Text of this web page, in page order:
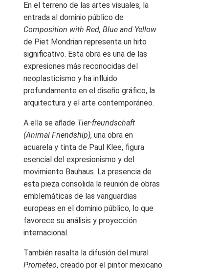
En el terreno de las artes visuales, la
entrada al dominio público de
Composition with Red, Blue and Yellow
de Piet Mondrian representa un hito
significativo. Esta obra es una de las
expresiones más reconocidas del
neoplasticismo y ha influido
profundamente en el diseño gráfico, la
arquitectura y el arte contemporáneo.
A ella se añade Tier-freundschaft
(Animal Friendship), una obra en
acuarela y tinta de Paul Klee, figura
esencial del expresionismo y del
movimiento Bauhaus. La presencia de
esta pieza consolida la reunión de obras
emblemáticas de las vanguardias
europeas en el dominio público, lo que
favorece su análisis y proyección
internacional.
También resalta la difusión del mural
Prometeo, creado por el pintor mexicano